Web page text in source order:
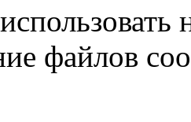
файлов